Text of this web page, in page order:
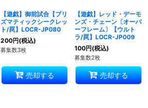
【遊戯】御前試合【プリ
ズマティックシークレッ
ト/罠】LOCR-JP080
200円(税込)
募集数3枚
売却する
【遊戯】レッド・デーモ
ンズ・チェーン〔オーバ
ーフレーム〕【ウルト
ラ/罠】LOCR-JP009
100円(税込)
募集数2枚
売却する